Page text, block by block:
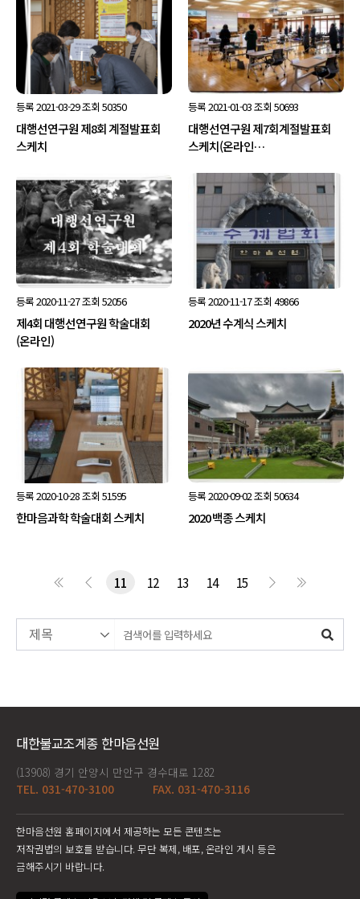
등록2021-03-29조회 50350
대행선연구원 제8회 계절발표회
스케치
등록2021-01-03조회 50693
대행선연구원 제7회계절발표회
스케치(온라인…
등록2020-11-27조회 52056
제4회 대행선연구원 학술대회
(온라인)
등록2020-11-17조회 49866
2020년 수계식 스케치
등록2020-10-28조회 51595
한마음과학 학술대회 스케치
등록2020-09-02조회 50634
2020 백종 스케치
11 12 13 14 15
대한불교조계종 한마음선원
(13908) 경기 안양시 만안구 경수대로 1282
TEL. 031-470-3100
FAX. 031-470-3116
한마음선원 홈페이지에서 제공하는 모든 콘텐츠는
저작권법의 보호를 받습니다. 무단 복제, 배포, 온라인 게시 등은
금해주시기 바랍니다.